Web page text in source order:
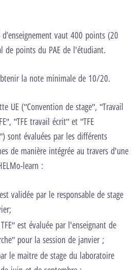
d’enseignement vaut 400 points (20
points du PAE de l'étudiant.
la note minimale de 10/20.
UE ("Convention de stage", "Travail
"TFE travail écrit" et "TFE
sont évaluées par les différents
de manière intégrée au travers d'une
learn :
validée par le responsable de stage
est évaluée par l'enseignant de
pour la session de janvier ;
le maitre de stage du laboratoire